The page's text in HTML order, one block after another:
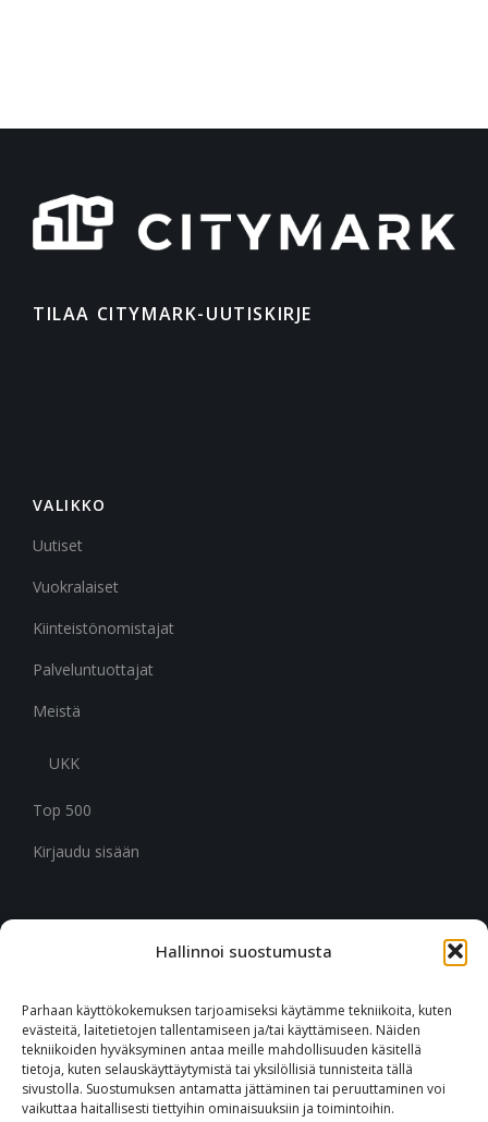
Hallinnoi suostumusta
Parhaan käyttökokemuksen tarjoamiseksi käytämme tekniikoita, kuten
evästeitä, laitetietojen tallentamiseen ja/tai käyttämiseen. Näiden
tekniikoiden hyväksyminen antaa meille mahdollisuuden käsitellä
tietoja, kuten selauskäyttäytymistä tai yksilöllisiä tunnisteita tällä
sivustolla. Suostumuksen antamatta jättäminen tai peruuttaminen voi
vaikuttaa haitallisesti tiettyihin ominaisuuksiin ja toimintoihin.
TILAA CITYMARK-UUTISKIRJE
VALIKKO
Uutiset
Vuokralaiset
Kiinteistönomistajat
Palveluntuottajat
Meistä
UKK
Top 500
Kirjaudu sisään
CITYMARK SUOMI
02330 Espoo
+46 651 760 400